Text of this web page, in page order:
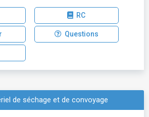
RC
Questions
de séchage et de convoyage